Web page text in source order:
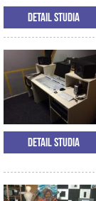
Detail studia
Detail studia